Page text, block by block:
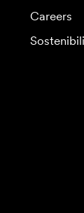
Careers